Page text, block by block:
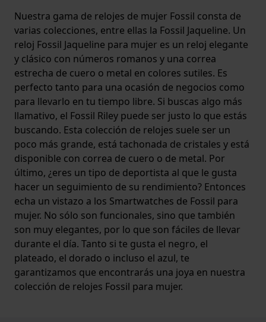
Nuestra gama de relojes de mujer Fossil consta de
varias colecciones, entre ellas la Fossil Jaqueline. Un
reloj Fossil Jaqueline para mujer es un reloj elegante
y clásico con números romanos y una correa
estrecha de cuero o metal en colores sutiles. Es
perfecto tanto para una ocasión de negocios como
para llevarlo en tu tiempo libre. Si buscas algo más
llamativo, el Fossil Riley puede ser justo lo que estás
buscando. Esta colección de relojes suele ser un
poco más grande, está tachonada de cristales y está
disponible con correa de cuero o de metal. Por
último, ¿eres un tipo de deportista al que le gusta
hacer un seguimiento de su rendimiento? Entonces
echa un vistazo a los Smartwatches de Fossil para
mujer. No sólo son funcionales, sino que también
son muy elegantes, por lo que son fáciles de llevar
durante el día. Tanto si te gusta el negro, el
plateado, el dorado o incluso el azul, te
garantizamos que encontrarás una joya en nuestra
colección de relojes Fossil para mujer.